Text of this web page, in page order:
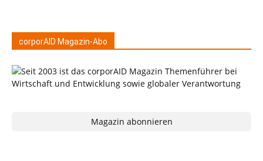
corporAID Magazin-Abo
Magazin abonnieren